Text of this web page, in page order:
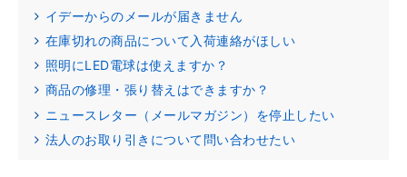
イデーからのメールが届きません
在庫切れの商品について入荷連絡がほしい
照明にLED電球は使えますか？
商品の修理・張り替えはできますか？
ニュースレター（メールマガジン）を停止したい
法人のお取り引きについて問い合わせたい